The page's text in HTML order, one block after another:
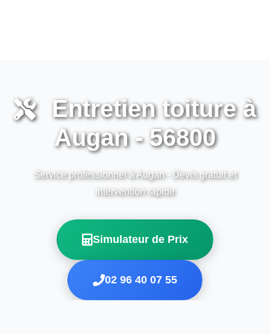
Entretien toiture à
Augan - 56800
Service professionnel à Augan - Devis gratuit et
intervention rapide
Simulateur de Prix
02 96 40 07 55